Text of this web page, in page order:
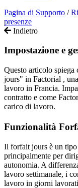
Pagina di Supporto /
presenze
Indietro
Impostazione e
Questo articolo spiega
jours" in Factorial , una
lavoro in Francia.
contratto e come
carico di lavoro.
Funzionalità
Il forfait jours è un tipo
principalmente per
autonomia. A
lavoro settimanale, i
lavoro in giorni lavorati